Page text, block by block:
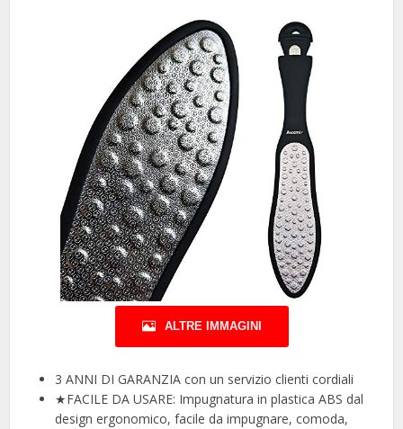
ALTRE IMMAGINI
3 ANNI DI GARANZIA con un servizio clienti cordiali
★FACILE DA USARE: Impugnatura in plastica ABS dal
design ergonomico, facile da impugnare, comoda,